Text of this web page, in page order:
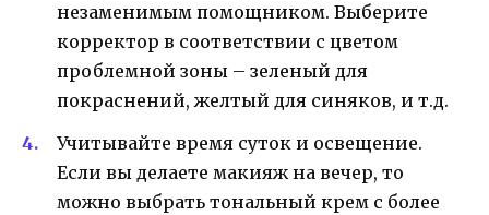
незаменимым помощником. Выберите
корректор в соответствии с цветом
проблемной зоны – зеленый для
покраснений, желтый для синяков, и т.д.
Учитывайте время суток и освещение.
Если вы делаете макияж на вечер, то
можно выбрать тональный крем с более